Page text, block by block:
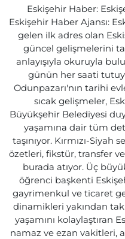
Eskişehir Haber:
Eskişehir Haber Ajansı:
gelen ilk adres olan
güncel gelişmelerini
anlayışıyla okuruyla
günün her saati
Odunpazarı'nın tarihi
sıcak gelişmeler,
Büyükşehir Belediyesi
yaşamına dair tüm
taşınıyor. Kırmızı-
özetleri, fikstür, transfer
burada atıyor. Üç
öğrenci başkenti
gayrimenkul ve ticaret
dinamikleri yakından
yaşamını kolaylaştıran
namaz ve ezan vakitleri,